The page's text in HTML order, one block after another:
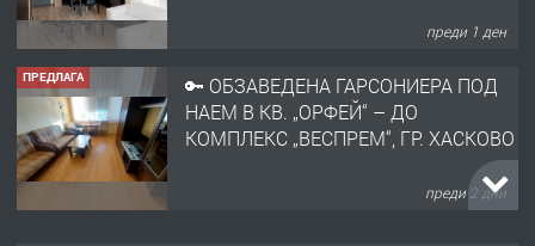
преди 1 ден
ПРЕДЛАГА
🔑 ОБЗАВЕДЕНА ГАРСОНИЕРА ПОД
НАЕМ В КВ. „ОРФЕЙ“ – ДО
КОМПЛЕКС „ВЕСПРЕМ“, ГР. ХАСКОВО
преди 2 дни